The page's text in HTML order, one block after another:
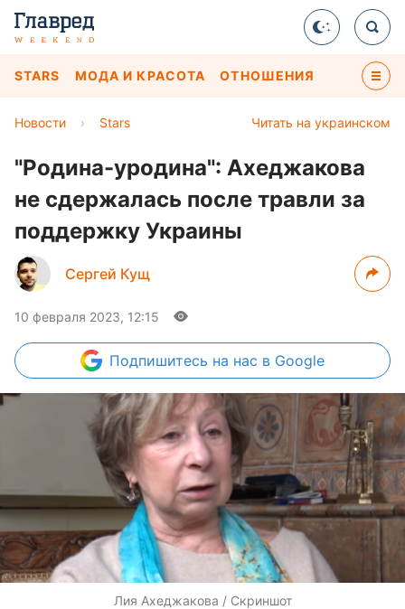
STARS МОДА И КРАСОТА ОТНОШЕНИЯ
Читать на украинском
Новости › Stars
"Родина-уродина": Ахеджакова
не сдержалась после травли за
поддержку Украины
Сергей Кущ
10 февраля 2023, 12:15
Подпишитесь на нас в Google
Лия Ахеджакова / Скриншот